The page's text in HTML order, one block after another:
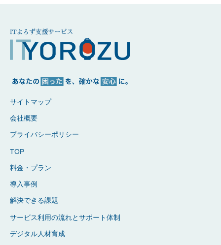
サイトマップ
会社概要
プライバシーポリシー
TOP
料金・プラン
導入事例
解決できる課題
サービス利用の流れとサポート体制
デジタル人材育成